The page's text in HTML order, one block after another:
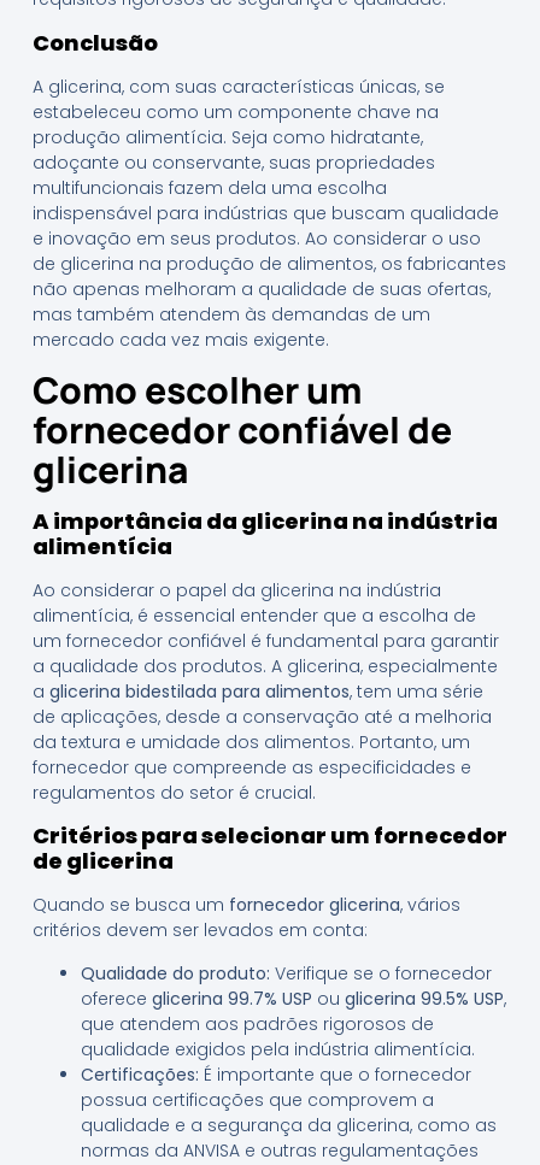
Conclusão
A glicerina, com suas características únicas, se
estabeleceu como um componente chave na
produção alimentícia. Seja como hidratante,
adoçante ou conservante, suas propriedades
multifuncionais fazem dela uma escolha
indispensável para indústrias que buscam qualidade
e inovação em seus produtos. Ao considerar o uso
de glicerina na produção de alimentos, os fabricantes
não apenas melhoram a qualidade de suas ofertas,
mas também atendem às demandas de um
mercado cada vez mais exigente.
Como escolher um
fornecedor confiável de
glicerina
A importância da glicerina na indústria
alimentícia
Ao considerar o papel da glicerina na indústria
alimentícia, é essencial entender que a escolha de
um fornecedor confiável é fundamental para garantir
a qualidade dos produtos. A glicerina, especialmente
a glicerina bidestilada para alimentos, tem uma série
de aplicações, desde a conservação até a melhoria
da textura e umidade dos alimentos. Portanto, um
fornecedor que compreende as especificidades e
regulamentos do setor é crucial.
Critérios para selecionar um fornecedor
de glicerina
Quando se busca um fornecedor glicerina, vários
critérios devem ser levados em conta:
Qualidade do produto: Verifique se o fornecedor
oferece glicerina 99.7% USP ou glicerina 99.5% USP,
que atendem aos padrões rigorosos de
qualidade exigidos pela indústria alimentícia.
Certificações: É importante que o fornecedor
possua certificações que comprovem a
qualidade e a segurança da glicerina, como as
normas da ANVISA e outras regulamentações